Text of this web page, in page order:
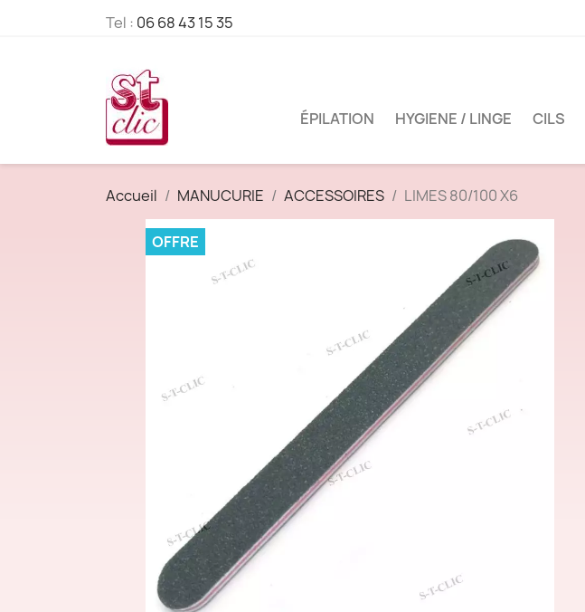
Tel : 06 68 43 15 35
ÉPILATION HYGIENE / LINGE CILS
Accueil MANUCURIE ACCESSOIRES LIMES 80/100 X6
OFFRE